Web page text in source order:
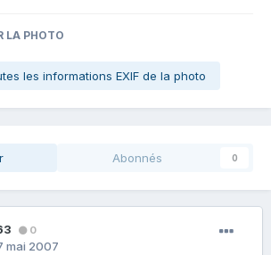
LA PHOTO
les informations EXIF de la photo
Abonnés 0
0
mai 2007